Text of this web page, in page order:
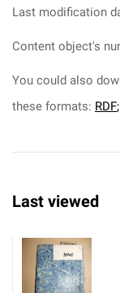
Last modification
Content object's
You could also
these formats: RDF;
Last viewed